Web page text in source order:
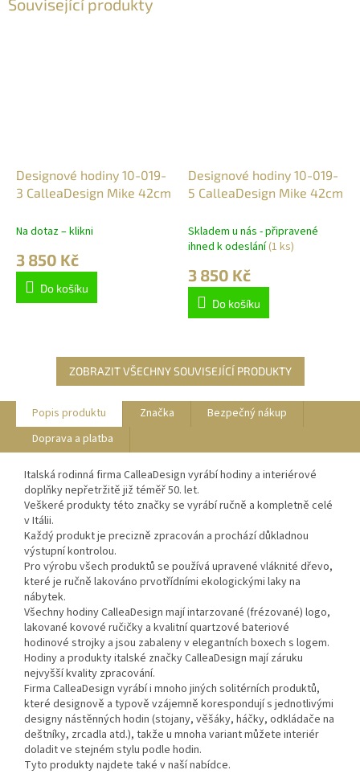
Designové hodiny 10-019-
3 CalleaDesign Mike 42cm
Na dotaz – klikni
3 850 Kč
Do košíku
Designové hodiny 10-019-
5 CalleaDesign Mike 42cm
Skladem u nás - připravené
ihned k odeslání(1 ks)
3 850 Kč
Do košíku
ZOBRAZIT VŠECHNY SOUVISEJÍCÍ PRODUKTY
Popis produktu Značka
Bezpečný nákup
Doprava a platba
Italská rodinná firma CalleaDesign vyrábí hodiny a interiérové
doplňky nepřetržitě již téměř 50. let.
Veškeré produkty této značky se vyrábí ručně a kompletně celé
v Itálii.
Každý produkt je precizně zpracován a prochází důkladnou
výstupní kontrolou.
Pro výrobu všech produktů se používá upravené vláknité dřevo,
které je ručně lakováno prvotřídními ekologickými laky na
nábytek.
Všechny hodiny CalleaDesign mají intarzované (frézované) logo,
lakované kovové ručičky a kvalitní quartzové bateriové
hodinové strojky a jsou zabaleny v elegantních boxech s logem.
Hodiny a produkty italské značky CalleaDesign mají záruku
nejvyšší kvality zpracování.
Firma CalleaDesign vyrábí i mnoho jiných solitérních produktů,
které designově a typově vzájemně korespondují s jednotlivými
designy nástěnných hodin (stojany, věšáky, háčky, odkládače na
deštníky, zrcadla atd.), takže u mnoha variant můžete interiér
doladit ve stejném stylu podle hodin.
Tyto produkty najdete také v naší nabídce.